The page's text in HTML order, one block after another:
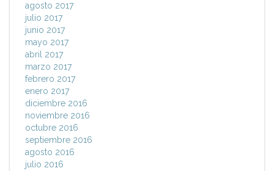
agosto 2017
julio 2017
junio 2017
mayo 2017
abril 2017
marzo 2017
febrero 2017
enero 2017
diciembre 2016
noviembre 2016
octubre 2016
septiembre 2016
agosto 2016
julio 2016